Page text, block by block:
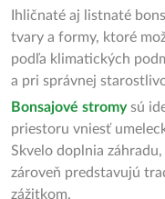
Ihličnaté aj listnaté
tvary a formy, ktoré
podľa klimatických
a pri správnej
Bonsajové stromysú
priestoru vniesť
Skvelo doplnia
zároveň predstavujú
zážitkom.